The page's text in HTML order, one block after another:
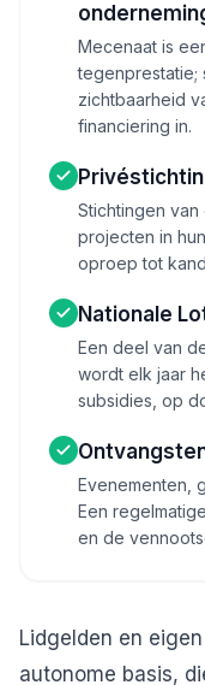
Mecenaat is
tegenprestatie;
zichtbaarheid
financiering in.
Stichtingen
projecten in
oproep tot
Nationale
Een deel van
wordt elk jaar
subsidies, op
Evenementen,
Een
en de
Lidgelden en
autonome basis,